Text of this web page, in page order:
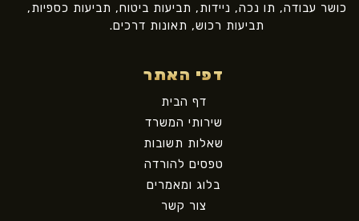
כושר עבודה, תו נכה, ניידות, תביעות ביטוח, תביעות כספיות,
תביעות רכוש, תאונות דרכים.
דפי האתר
דף הבית
שירותי המשרד
שאלות תשובות
טפסים להורדה
בלוג ומאמרים
צור קשר